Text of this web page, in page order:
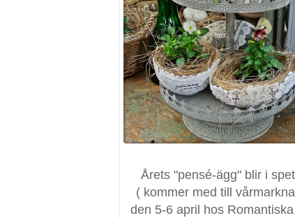
Årets "pensé-ägg" blir i
( kommer med till
den 5-6 april hos